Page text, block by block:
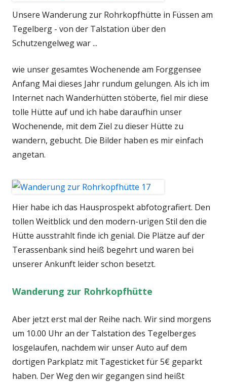
Unsere Wanderung zur Rohrkopfhütte in Füssen am
Tegelberg - von der Talstation über den
Schutzengelweg war ...
wie unser gesamtes Wochenende am Forggensee
Anfang Mai dieses Jahr rundum gelungen. Als ich im
Internet nach Wanderhütten stöberte, fiel mir diese
tolle Hütte auf und ich habe daraufhin unser
Wochenende, mit dem Ziel zu dieser Hütte zu
wandern, gebucht. Die Bilder haben es mir einfach
angetan.
Hier habe ich das Hausprospekt abfotografiert. Den
tollen Weitblick und den modern-urigen Stil den die
Hütte ausstrahlt finde ich genial. Die Plätze auf der
Terassenbank sind heiß begehrt und waren bei
unserer Ankunft leider schon besetzt.
Wanderung zur Rohrkopfhütte
Aber jetzt erst mal der Reihe nach. Wir sind morgens
um 10.00 Uhr an der Talstation des Tegelberges
losgelaufen, nachdem wir unser Auto auf dem
dortigen Parkplatz mit Tagesticket für 5€ geparkt
haben. Der Weg den wir gegangen sind heißt